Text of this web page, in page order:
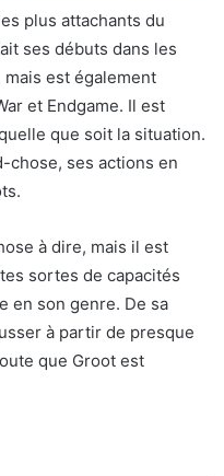
plus attachants du
ses débuts dans les
mais est également
et Endgame. Il est
que soit la situation.
chose, ses actions en
à dire, mais il est
sortes de capacités
en son genre. De sa
à partir de presque
que Groot est